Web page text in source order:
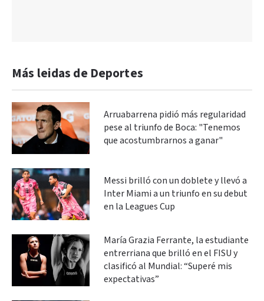
Más leidas de Deportes
Arruabarrena pidió más regularidad
pese al triunfo de Boca: "Tenemos
que acostumbrarnos a ganar"
Messi brilló con un doblete y llevó a
Inter Miami a un triunfo en su debut
en la Leagues Cup
María Grazia Ferrante, la estudiante
entrerriana que brilló en el FISU y
clasificó al Mundial: “Superé mis
expectativas”